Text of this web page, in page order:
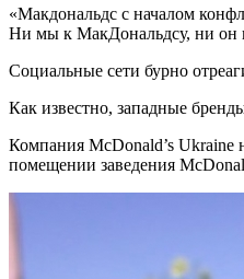
«Макдональдс с началом
Ни мы к МакДональдсу, ни он
Социальные сети бурно
Как известно, западные
Компания McDonald’s Ukraine
помещении заведения